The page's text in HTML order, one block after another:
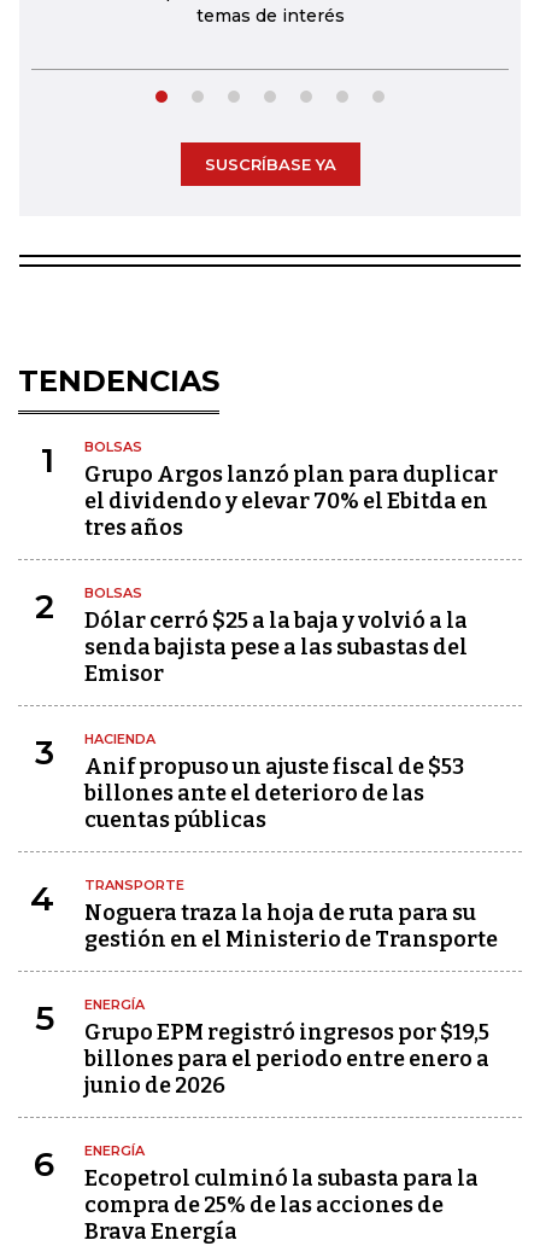
temas de interés
SUSCRÍBASE YA
TENDENCIAS
1 BOLSAS
Grupo Argos lanzó plan para duplicar
el dividendo y elevar 70% el Ebitda en
tres años
2 BOLSAS
Dólar cerró $25 a la baja y volvió a la
senda bajista pese a las subastas del
Emisor
3 HACIENDA
Anif propuso un ajuste fiscal de $53
billones ante el deterioro de las
cuentas públicas
4 TRANSPORTE
Noguera traza la hoja de ruta para su
gestión en el Ministerio de Transporte
5 ENERGÍA
Grupo EPM registró ingresos por $19,5
billones para el periodo entre enero a
junio de 2026
6 ENERGÍA
Ecopetrol culminó la subasta para la
compra de 25% de las acciones de
Brava Energía